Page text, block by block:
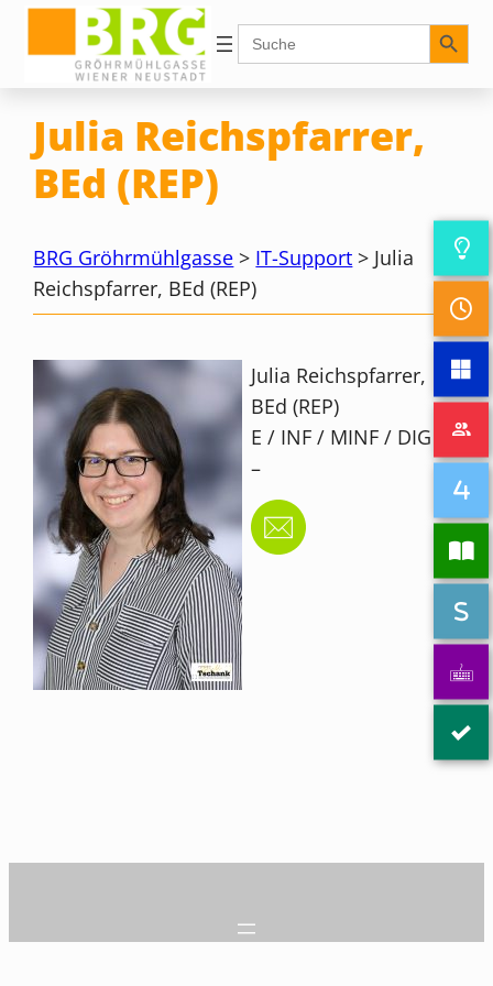
Inhalt
springen
Search
for:
Search Button
Julia Reichspfarrer,
BEd (REP)
BRG Gröhrmühlgasse > IT-Support > Julia
Reichspfarrer, BEd (REP)
Julia Reichspfarrer,
BEd (REP)
E / INF / MINF / DIG
–